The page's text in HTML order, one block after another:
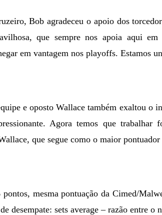
Bob agradeceu o apoio dos
que sempre nos apoia aquiem
em vantagem nos playoffs. Estamos
e oposto Wallace também exaltou o
Agora temos que trabalhar
que segue como o maior
pontos, mesma pontuação da Cimed/
desempate: sets average – razão entre o